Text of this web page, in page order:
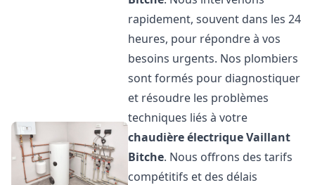
rapidement, souvent dans les 24
heures, pour répondre à vos
besoins urgents. Nos plombiers
sont formés pour diagnostiquer
et résoudre les problèmes
techniques liés à votre
chaudière électrique Vaillant
Bitche. Nous offrons des tarifs
compétitifs et des délais